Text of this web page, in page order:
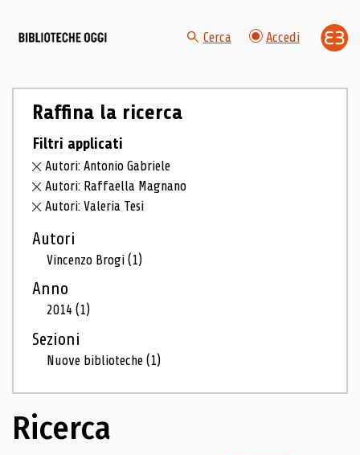
Cerca Accedi
Raffina la ricerca
Filtri applicati
Autori: Antonio Gabriele
Autori: Raffaella Magnano
Autori: Valeria Tesi
Autori
Vincenzo Brogi(1)
Anno
2014(1)
Sezioni
Nuove biblioteche(1)
Ricerca